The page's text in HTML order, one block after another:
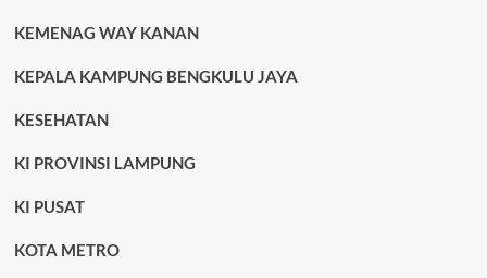
KEMENAG WAY KANAN
KEPALA KAMPUNG BENGKULU JAYA
KESEHATAN
KI PROVINSI LAMPUNG
KI PUSAT
KOTA METRO